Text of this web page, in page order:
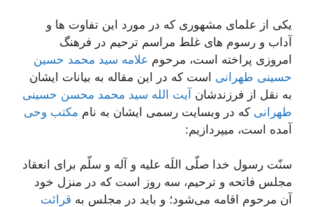
یکی از علمای مشهوری که در مورد این تفاوت ها و
آداب و رسوم های غلط مراسم ترحیم در فرهنگ
امروزی پراخته است، مرحوم علامه سید محمد حسین
حسینی طهرانی است که در این مقاله به بیانات ایشان
به نقل از فرزندشان آیت الله سید محمد محسن حسینی
طهرانی که در وبسایت رسمی ایشان به نام مکتب وحی
آمده است، میپردازیم:
سنّت رسول خدا صلّی اللَه علیه و آله و سلّم برای انعقاد
مجلس فاتحه و ترحیم، سه روز است که در منزل خود
آن مرحوم اقامه می‌شود؛ و باید در مجلس به قرائت